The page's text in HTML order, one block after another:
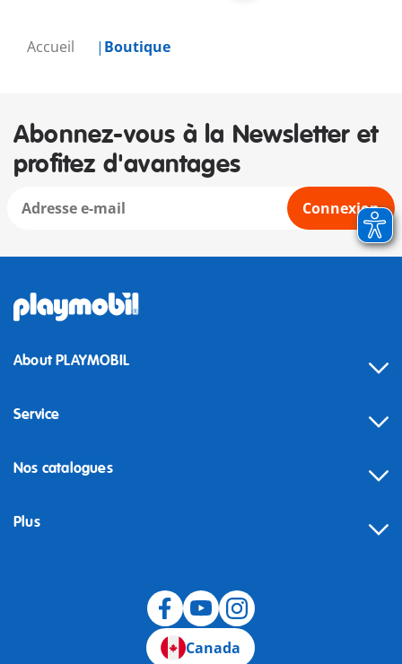
Accueil Boutique
Abonnez-vous à la Newsletter et
profitez d'avantages
Connexion
About PLAYMOBIL
Service
Nos catalogues
Plus
Canada